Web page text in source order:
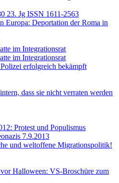
23. Jg ISSN 1611-2563
Europa: Deportation der Roma in
im Integrationsrat
im Integrationsrat
erfolgreich bekämpft
dass sie nicht verraten werden
Protest und Populismus
7.9.2013
und weltoffene Migrationspolitik!
Halloween: VS-Broschüre zum